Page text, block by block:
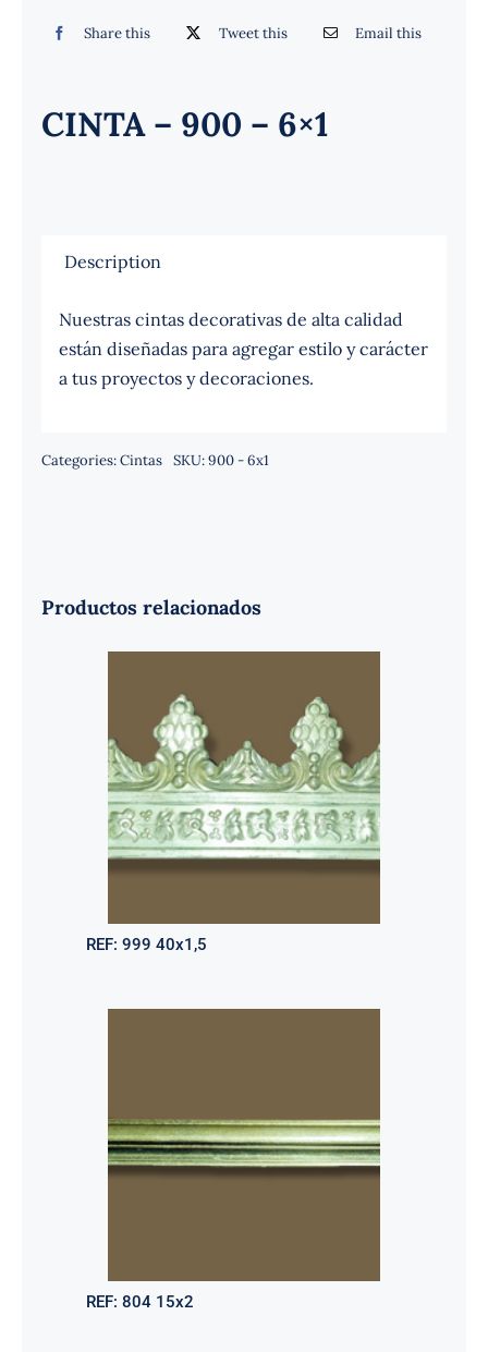
Share this Tweet this Email this
CINTA – 900 – 6×1
Description
Nuestras cintas decorativas de alta calidad
están diseñadas para agregar estilo y carácter
a tus proyectos y decoraciones.
Categories:Cintas SKU:900 - 6x1
Productos relacionados
REF: 999 40x1,5
REF: 804 15x2